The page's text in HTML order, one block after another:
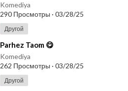
Komediya
290 Просмотры · 03/28/25
Другой
⁣Parhez Taom 😋
Komediya
262 Просмотры · 03/28/25
Другой